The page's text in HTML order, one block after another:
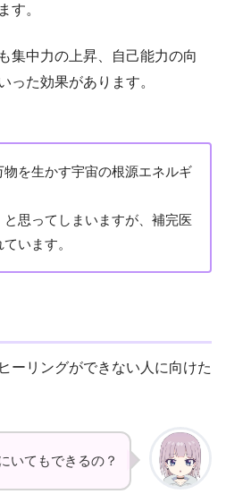
す。
集中力の上昇、自己能力の向
った効果があります。
を生かす宇宙の根源エネルギ
思ってしまいますが、補完医
います。
ーリングができない人に向けた
いてもできるの？